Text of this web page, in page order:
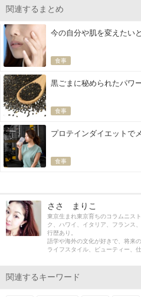
関連するまとめ
今の自分や肌を変えたい
食事
黒ごまに秘められたパワ
食事
プロテインダイエットで
食事
ささ まりこ
東京生まれ東京育ちのコラムニス
ク、ハワイ、イタリア、フランス
行歴あり。
語学や海外の文化が好きで、将来
ライフスタイル、ビューティー、
関連するキーワード